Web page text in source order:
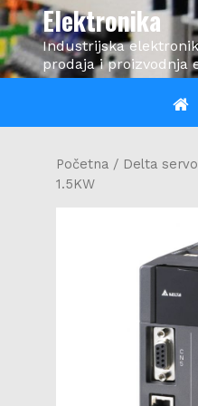
Skip
to
content
Elektronika
Industrijska
prodaja i proizvodnja
Početna / Delta
1.5KW